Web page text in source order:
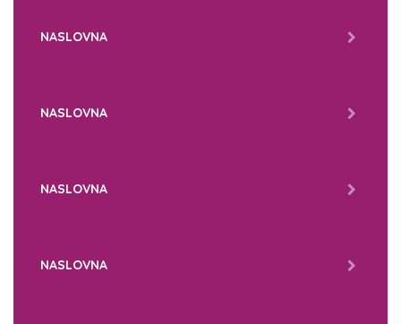
NASLOVNA
NASLOVNA
NASLOVNA
NASLOVNA